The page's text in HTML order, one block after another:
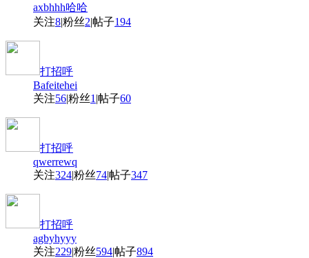
axbhhh哈哈
关注8|粉丝2|帖子194
打招呼
Bafeitehei
关注56|粉丝1 |帖子60
打招呼
qwerrewq
关注324|粉丝74|帖子347
打招呼
agbyhyyy
关注229|粉丝594|帖子894